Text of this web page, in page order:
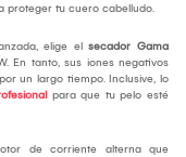
proteger tu cuero cabelludo.
elige el secador Gama
En tanto, sus iones negativos
un largo tiempo. Inclusive, lo
para que tu pelo esté
de corriente alterna que